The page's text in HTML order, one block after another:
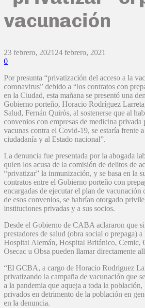
vacunación
23 febrero, 2021 24 febrero, 2021
0
Por presunta “privatización del acceso a la
coronavirus” debido a “los contratos con
en la Ciudad, esta mañana se presentó una
Gobierno porteño, Horacio Rodríguez
Salud, Fernán Quirós, al sostenerse que al
convenios con empresas de medicina privada
vacunas contra el Covid-19, se estaría frente a
ciudadanía y al Estado nacional”.
La denuncia fue presentada por la abogada
quien los acusa de la comisión de delitos de
“privatizar” la inmunización, y se basa en la
contratos entre el Gobierno porteño con
encargadas de ejecutar el plan de vacunación
de esos convenios, se habrían otorgado
instituciones privadas y a sus socios.
Desde el Gobierno de CABA aclararon que
prestadores de salud (obra social o prepaga)
Hospital Alemán, Hospital Británico, Cemic,
Osecac u Obsa pueden llamar directamente
“El GCBA, a cargo de Horacio Rodriguez
privatizando la campaña de vacunación que
a la pandemia que aqueja a toda la
privados en detrimento de la población en
en la denuncia.